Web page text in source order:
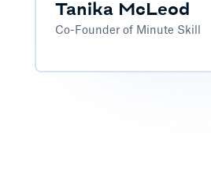
Tanika McLeod
Co-Founder of Minute Skill